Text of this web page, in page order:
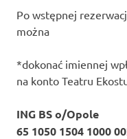
Po wstępnej
można
*dokonać imiennej
na konto Teatru
ING BS o/Opole
65 1050 1504 1000